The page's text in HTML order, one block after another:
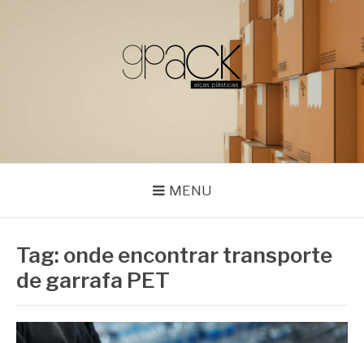
MENU
Tag: onde encontrar transporte
de garrafa PET